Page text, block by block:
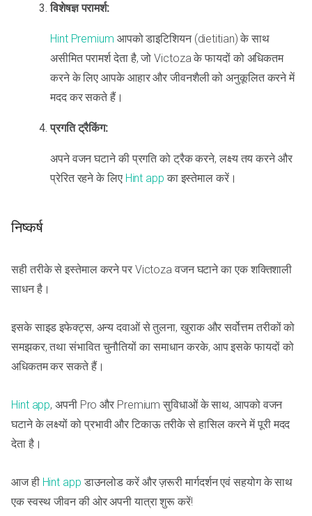
विशेषज्ञ परामर्श:
Hint Premium आपको डाइटिशियन (dietitian) के साथ
असीमित परामर्श देता है, जो Victoza के फायदों को अधिकतम
करने के लिए आपके आहार और जीवनशैली को अनुकूलित करने में
मदद कर सकते हैं।
प्रगति ट्रैकिंग:
अपने वजन घटाने की प्रगति को ट्रैक करने, लक्ष्य तय करने और
प्रेरित रहने के लिए Hint app का इस्तेमाल करें।
निष्कर्ष
सही तरीके से इस्तेमाल करने पर Victoza वजन घटाने का एक शक्तिशाली
साधन है।
इसके साइड इफेक्ट्स, अन्य दवाओं से तुलना, खुराक और सर्वोत्तम तरीकों को
समझकर, तथा संभावित चुनौतियों का समाधान करके, आप इसके फायदों को
अधिकतम कर सकते हैं।
Hint app, अपनी Pro और Premium सुविधाओं के साथ, आपको वजन
घटाने के लक्ष्यों को प्रभावी और टिकाऊ तरीके से हासिल करने में पूरी मदद
देता है।
आज ही Hint app डाउनलोड करें और ज़रूरी मार्गदर्शन एवं सहयोग के साथ
एक स्वस्थ जीवन की ओर अपनी यात्रा शुरू करें!